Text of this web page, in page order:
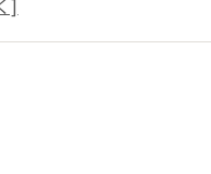
口コミ
験談